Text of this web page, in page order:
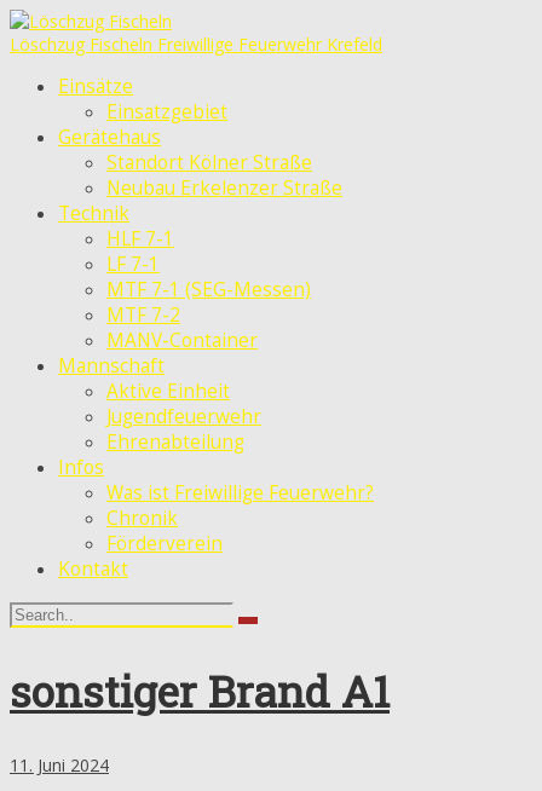
Löschzug Fischeln Freiwillige Feuerwehr Krefeld
Einsätze
Einsatzgebiet
Gerätehaus
Standort Kölner Straße
Neubau Erkelenzer Straße
Technik
HLF 7-1
LF 7-1
MTF 7-1 (SEG-Messen)
MTF 7-2
MANV-Container
Mannschaft
Aktive Einheit
Jugendfeuerwehr
Ehrenabteilung
Infos
Was ist Freiwillige Feuerwehr?
Chronik
Förderverein
Kontakt
sonstiger Brand A1
11. Juni 2024